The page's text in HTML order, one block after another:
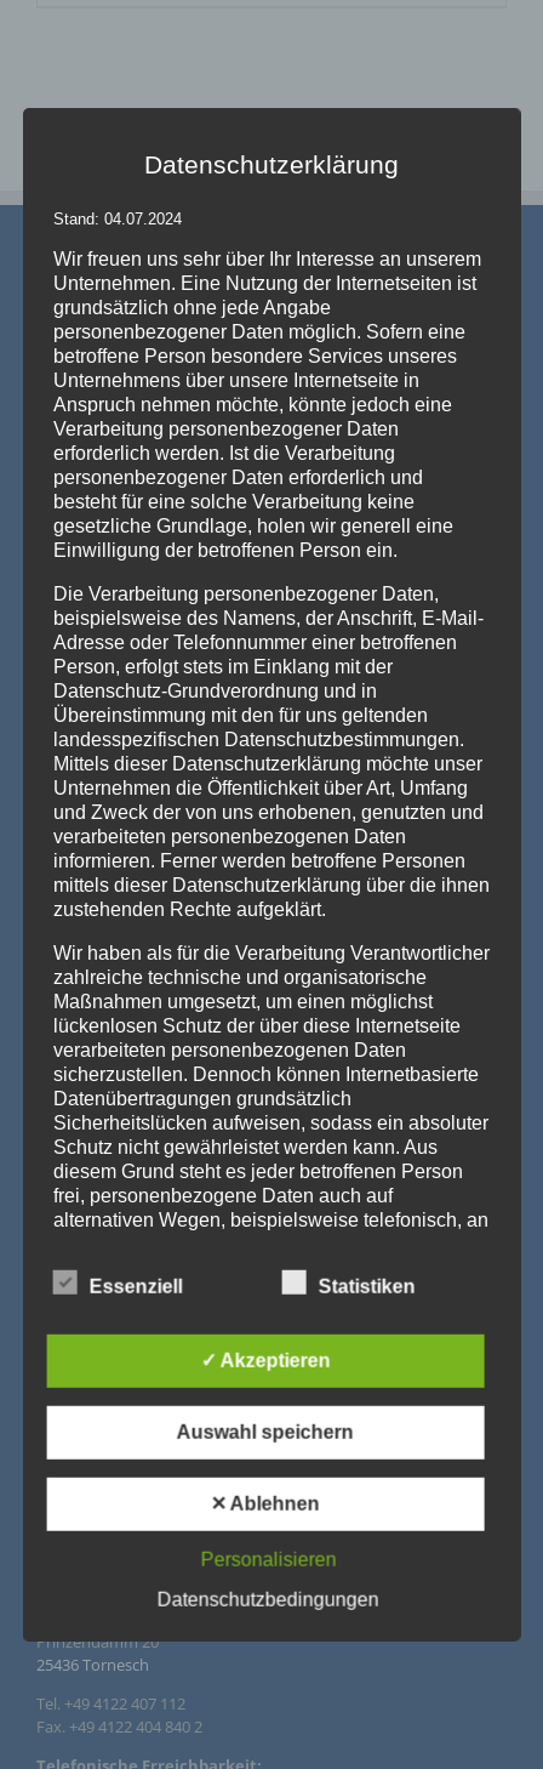
AKTUELLE NEWS
💡 Messehallen sind riesig, die Decken extrem hoch
– Wenn die Technik verschwindet und die Marken
strahlen – Traversenhussen
Traversenhussen: Die elegante Lösung für technische Konstruktionen
Wer hier einen [...]Weiterlesen »
Vom Gentlemen’s Club zum Eventhighlight – wie
GALACTICA den Chesterfield-Look neu erfindet
Die Stehtischhusse GALACTICA im Chesterfield Style bringt
den ikonischen Gentlemen’s-Club-Charme [...] Weiterlesen »
Wenn eine ganze Stadt im Halloween-Fieber ist…
Willkommen in Arnstadt! Zum 25. Mal verwandelt sich
Arnstadt zur [...] Weiterlesen »
PRODUKTSUCHE
Agentur Rindle – Trends for Events
Prinzendamm 20
25436 Tornesch
Tel. +49 4122 407 112
Fax. +49 4122 404 840 2
Datenschutzerklärung
Stand: 04.07.2024
Wir freuen uns sehr über Ihr Interesse an unserem
Unternehmen. Eine Nutzung der Internetseiten ist
grundsätzlich ohne jede Angabe
personenbezogener Daten möglich. Sofern eine
betroffene Person besondere Services unseres
Unternehmens über unsere Internetseite in
Anspruch nehmen möchte, könnte jedoch eine
Verarbeitung personenbezogener Daten
erforderlich werden. Ist die Verarbeitung
personenbezogener Daten erforderlich und
besteht für eine solche Verarbeitung keine
gesetzliche Grundlage, holen wir generell eine
Einwilligung der betroffenen Person ein.
Die Verarbeitung personenbezogener Daten,
beispielsweise des Namens, der Anschrift, E-Mail-
Adresse oder Telefonnummer einer betroffenen
Person, erfolgt stets im Einklang mit der
Datenschutz-Grundverordnung und in
Übereinstimmung mit den für uns geltenden
landesspezifischen Datenschutzbestimmungen.
Mittels dieser Datenschutzerklärung möchte unser
Unternehmen die Öffentlichkeit über Art, Umfang
und Zweck der von uns erhobenen, genutzten und
verarbeiteten personenbezogenen Daten
informieren. Ferner werden betroffene Personen
mittels dieser Datenschutzerklärung über die ihnen
zustehenden Rechte aufgeklärt.
Wir haben als für die Verarbeitung Verantwortlicher
zahlreiche technische und organisatorische
Maßnahmen umgesetzt, um einen möglichst
lückenlosen Schutz der über diese Internetseite
verarbeiteten personenbezogenen Daten
sicherzustellen. Dennoch können Internetbasierte
Datenübertragungen grundsätzlich
Sicherheitslücken aufweisen, sodass ein absoluter
Schutz nicht gewährleistet werden kann. Aus
diesem Grund steht es jeder betroffenen Person
frei, personenbezogene Daten auch auf
alternativen Wegen, beispielsweise telefonisch, an
Begriffsbestimmungen
Die Datenschutzerklärung beruht auf den Begrifflichkeiten, die
durch den Europäischen Richtlinien- und Verordnungsgeber
beim Erlass der Datenschutz-Grundverordnung (DS-GVO)
verwendet wurden. Unsere Datenschutzerklärung soll sowohl
für die Öffentlichkeit als auch für unsere Kunden und
Geschäftspartner einfach lesbar und verständlich sein. Um
dies zu gewährleisten, möchten wir vorab die verwendeten
Begrifflichkeiten erläutern.
Wir verwenden in dieser Datenschutzerklärung
a) personenbezogene Daten
Personenbezogene Daten sind alle Informationen, die
natürliche Person (im Folgenden „betroffene Person")
beziehen. Als identifizierbar wird eine natürliche Person
angesehen, die direkt oder indirekt, insbesondere
Essenziell Statistiken
✓ Akzeptieren
Auswahl speichern
✕ Ablehnen
Personalisieren
Datenschutzbedingungen